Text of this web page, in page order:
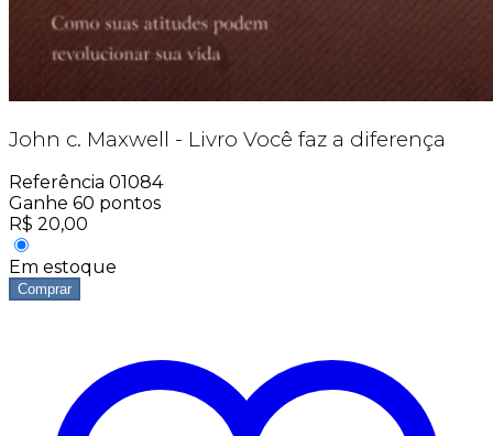
John c. Maxwell - Livro Você faz a diferença
Referência 01084
Ganhe 60 pontos
R$ 20,00
Em estoque
Comprar